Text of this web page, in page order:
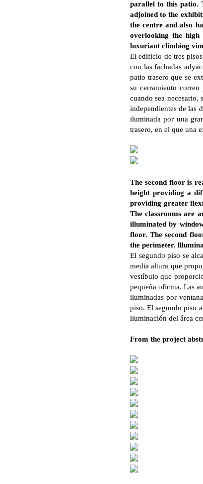
parallel to this patio.
adjoined to the
the centre and also
overlooking the
luxuriant climbing
El edificio de tres
con las fachadas
patio trasero que se
su cerramiento
cuando sea necesario,
independientes de las
iluminada por una
trasero, en el que una
The second floor is
height providing a
providing greater
The classrooms are
illuminated by
floor. The second
the perimeter.
El segundo piso se
media altura que
vestíbulo que
pequeña oficina. Las
iluminadas por
piso. El segundo piso
iluminación del área
From the project